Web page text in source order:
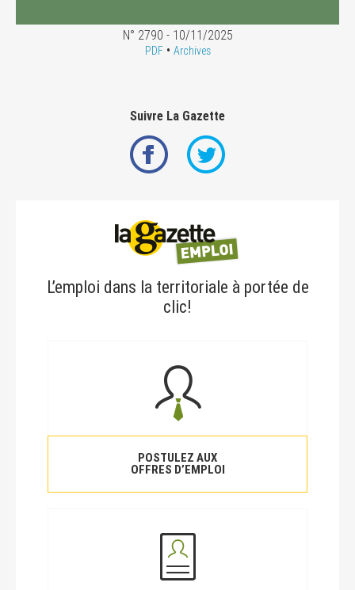
N° 2790 - 10/11/2025
PDF• Archives
Suivre La Gazette
L’emploi dans la territoriale à portée de
clic!
POSTULEZ AUX
OFFRES D’EMPLOI